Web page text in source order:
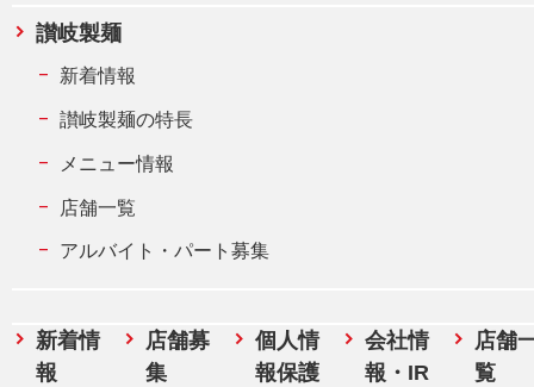
讃岐製麺
新着情報
讃岐製麺の特長
メニュー情報
店舗一覧
アルバイト・パート募集
新着情
報
店舗募
集
個人情
報保護
会社情
報・IR
店舗
覧